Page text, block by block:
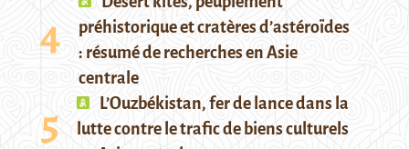
préhistorique et cratères d’astéroïdes
: résumé de recherches en Asie
centrale
L’Ouzbékistan, fer de lance dans la
lutte contre le trafic de biens culturels